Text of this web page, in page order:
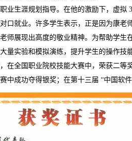
业生涯规划指导。在他的激励下，虚
口就业。许多学生表示，正是因为康老
师展现出高度的敬业精神。为帮助学
量实验和模拟演练，提升学生的操作
在全国职业院校技能大赛中，荣获二
中成功夺得银奖；在第十三届 “中国软